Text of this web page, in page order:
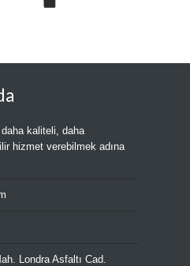
kaliteli, daha
hizmet verebilmek adına
Londra Asfaltı Cad.